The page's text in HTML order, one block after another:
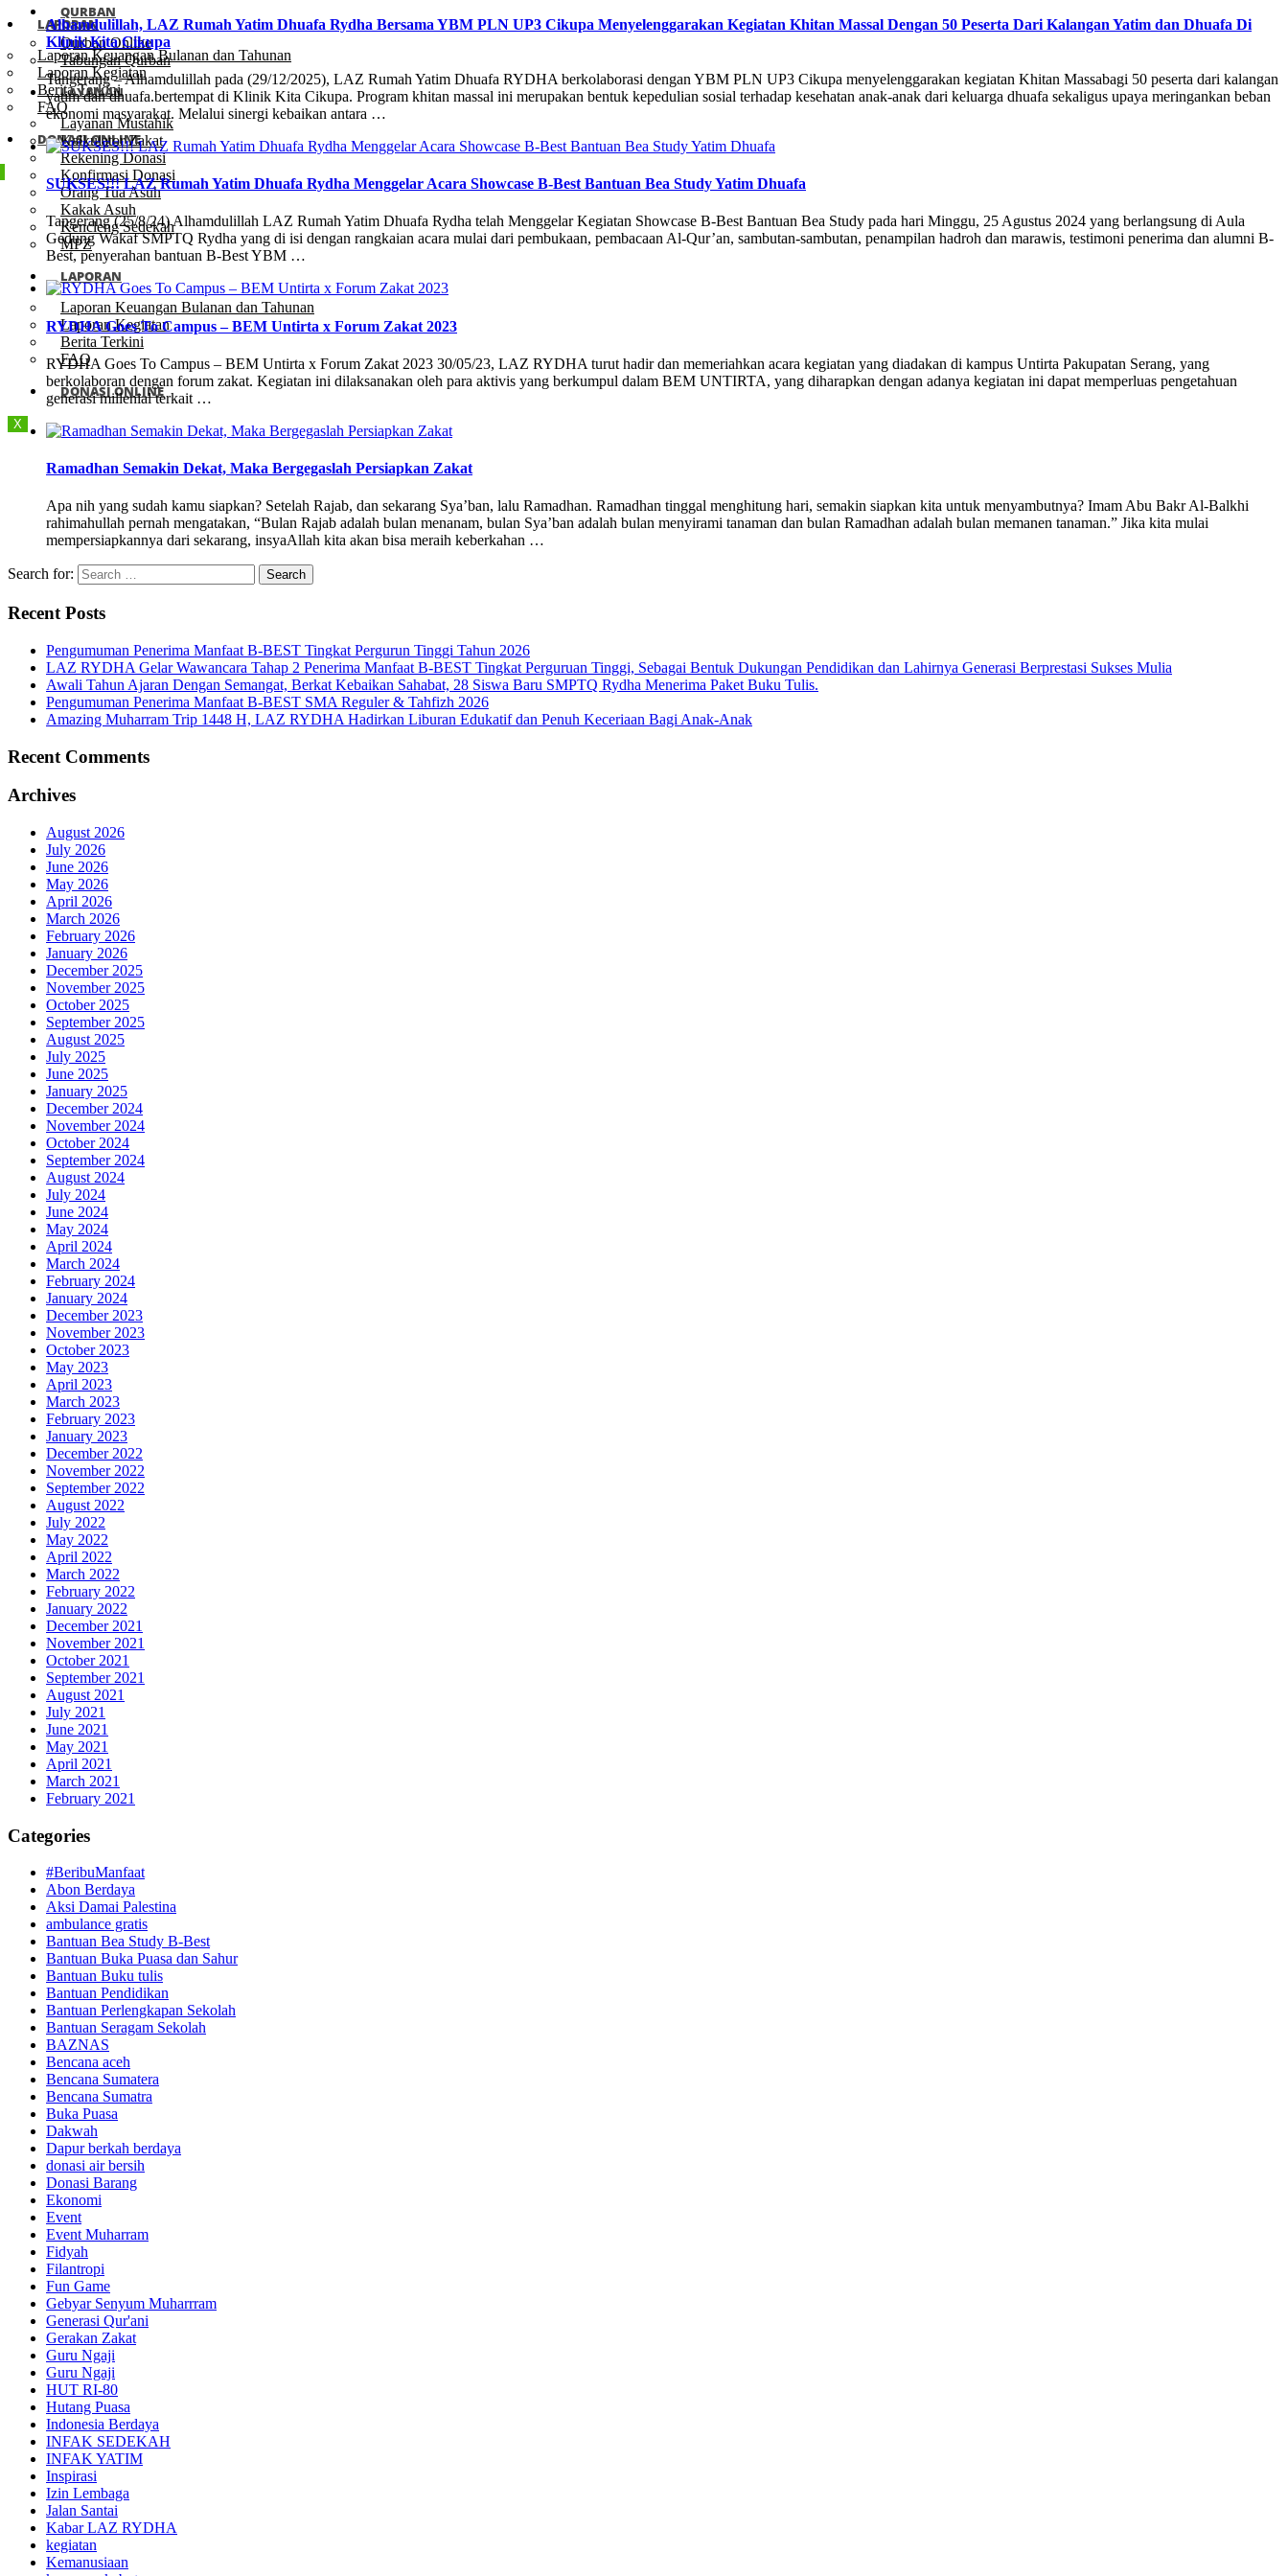
LAPORAN
Laporan Keuangan Bulanan dan Tahunan
Laporan Kegiatan
Berita Terkini
FAQ
DONASI ONLINE
QURBAN
Qurban Online
Tabungan Qurban
LAYANAN
Layanan Mustahik
Kalkulator Zakat
Rekening Donasi
Konfirmasi Donasi
Orang Tua Asuh
Kakak Asuh
Kencleng Sedekah
MPZ
LAPORAN
Laporan Keuangan Bulanan dan Tahunan
Laporan Kegiatan
Berita Terkini
FAQ
DONASI ONLINE
X
Alhamdulillah, LAZ Rumah Yatim Dhuafa Rydha Bersama YBM PLN UP3 Cikupa Menyelenggarakan Kegiatan Khitan Massal Dengan 50 Peserta Dari Kalangan Yatim dan Dhuafa Di
Klinik Kita Cikupa
Tangerang – Alhamdulillah pada (29/12/2025), LAZ Rumah Yatim Dhuafa RYDHA berkolaborasi dengan YBM PLN UP3 Cikupa menyelenggarakan kegiatan Khitan Massabagi 50 peserta dari kalangan
yatim dan dhuafa.bertempat di Klinik Kita Cikupa. Program khitan massal ini merupakan bentuk kepedulian sosial terhadap kesehatan anak-anak dari keluarga dhuafa sekaligus upaya meringankan beban
ekonomi masyarakat. Melalui sinergi kebaikan antara …
SUKSES!!! LAZ Rumah Yatim Dhuafa Rydha Menggelar Acara Showcase B-Best Bantuan Bea Study Yatim Dhuafa
Tangerang (25/8/24) Alhamdulillah LAZ Rumah Yatim Dhuafa Rydha telah Menggelar Kegiatan Showcase B-Best Bantuan Bea Study pada hari Minggu, 25 Agustus 2024 yang berlangsung di Aula
Gedung Wakaf SMPTQ Rydha yang di isi dengan rangkaian acara mulai dari pembukaan, pembacaan Al-Qur’an, sambutan-sambutan, penampilan hadroh dan marawis, testimoni penerima dan alumni B-
Best, penyerahan bantuan B-Best YBM …
RYDHA Goes To Campus – BEM Untirta x Forum Zakat 2023
RYDHA Goes To Campus – BEM Untirta x Forum Zakat 2023 30/05/23, LAZ RYDHA turut hadir dan memeriahkan acara kegiatan yang diadakan di kampus Untirta Pakupatan Serang, yang
berkolaboran dengan forum zakat. Kegiatan ini dilaksanakan oleh para aktivis yang berkumpul dalam BEM UNTIRTA, yang diharapkan dengan adanya kegiatan ini dapat memperluas pengetahuan
generasi millenial terkait …
Ramadhan Semakin Dekat, Maka Bergegaslah Persiapkan Zakat
Apa nih yang sudah kamu siapkan? Setelah Rajab, dan sekarang Sya’ban, lalu Ramadhan. Ramadhan tinggal menghitung hari, semakin siapkan kita untuk menyambutnya? Imam Abu Bakr Al-Balkhi
rahimahullah pernah mengatakan, “Bulan Rajab adalah bulan menanam, bulan Sya’ban adalah bulan menyirami tanaman dan bulan Ramadhan adalah bulan memanen tanaman.” Jika kita mulai
mempersiapkannya dari sekarang, insyaAllah kita akan bisa meraih keberkahan …
Search for:
Recent Posts
Pengumuman Penerima Manfaat B-BEST Tingkat Pergurun Tinggi Tahun 2026
LAZ RYDHA Gelar Wawancara Tahap 2 Penerima Manfaat B-BEST Tingkat Perguruan Tinggi, Sebagai Bentuk Dukungan Pendidikan dan Lahirnya Generasi Berprestasi Sukses Mulia
Awali Tahun Ajaran Dengan Semangat, Berkat Kebaikan Sahabat, 28 Siswa Baru SMPTQ Rydha Menerima Paket Buku Tulis.
Pengumuman Penerima Manfaat B-BEST SMA Reguler & Tahfizh 2026
Amazing Muharram Trip 1448 H, LAZ RYDHA Hadirkan Liburan Edukatif dan Penuh Keceriaan Bagi Anak-Anak
Recent Comments
Archives
August 2026
July 2026
June 2026
May 2026
April 2026
March 2026
February 2026
January 2026
December 2025
November 2025
October 2025
September 2025
August 2025
July 2025
June 2025
January 2025
December 2024
November 2024
October 2024
September 2024
August 2024
July 2024
June 2024
May 2024
April 2024
March 2024
February 2024
January 2024
December 2023
November 2023
October 2023
May 2023
April 2023
March 2023
February 2023
January 2023
December 2022
November 2022
September 2022
August 2022
July 2022
May 2022
April 2022
March 2022
February 2022
January 2022
December 2021
November 2021
October 2021
September 2021
August 2021
July 2021
June 2021
May 2021
April 2021
March 2021
February 2021
Categories
#BeribuManfaat
Abon Berdaya
Aksi Damai Palestina
ambulance gratis
Bantuan Bea Study B-Best
Bantuan Buka Puasa dan Sahur
Bantuan Buku tulis
Bantuan Pendidikan
Bantuan Perlengkapan Sekolah
Bantuan Seragam Sekolah
BAZNAS
Bencana aceh
Bencana Sumatera
Bencana Sumatra
Buka Puasa
Dakwah
Dapur berkah berdaya
donasi air bersih
Donasi Barang
Ekonomi
Event
Event Muharram
Fidyah
Filantropi
Fun Game
Gebyar Senyum Muharrram
Generasi Qur'ani
Gerakan Zakat
Guru Ngaji
Guru Ngaji
HUT RI-80
Hutang Puasa
Indonesia Berdaya
INFAK SEDEKAH
INFAK YATIM
Inspirasi
Izin Lembaga
Jalan Santai
Kabar LAZ RYDHA
kegiatan
Kemanusiaan